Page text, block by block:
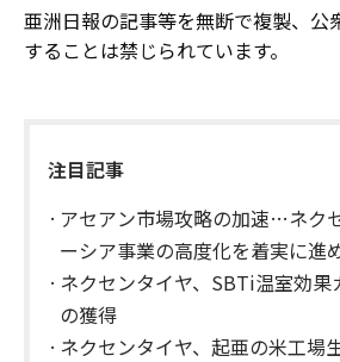
亜洲日報の記事等を無断で複製、公
することは禁じられています。
注目記事
アセアン市場攻略の加速…ネク
ーシア事業の高度化を着実に進
ネクセンタイヤ、SBTi温室効果
の獲得
ネクセンタイヤ、起亜の米工場